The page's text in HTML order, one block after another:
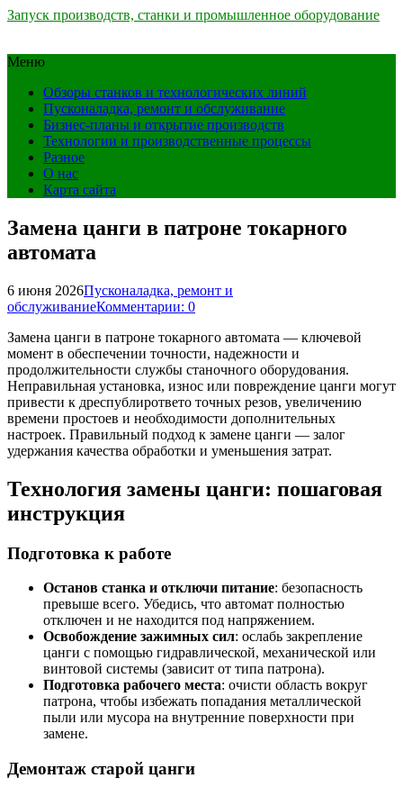
Запуск производств, станки и промышленное оборудование
Меню
Обзоры станков и технологических линий
Пусконаладка, ремонт и обслуживание
Бизнес-планы и открытие производств
Технологии и производственные процессы
Разное
О нас
Карта сайта
Замена цанги в патроне токарного
автомата
6 июня 2026Пусконаладка, ремонт и
обслуживаниеКомментарии: 0
Замена цанги в патроне токарного автомата — ключевой
момент в обеспечении точности, надежности и
продолжительности службы станочного оборудования.
Неправильная установка, износ или повреждение цанги могут
привести к дреспублирответо точных резов, увеличению
времени простоев и необходимости дополнительных
настроек. Правильный подход к замене цанги — залог
удержания качества обработки и уменьшения затрат.
Технология замены цанги: пошаговая
инструкция
Подготовка к работе
Останов станка и отключи питание: безопасность
превыше всего. Убедись, что автомат полностью
отключен и не находится под напряжением.
Освобождение зажимных сил: ослабь закрепление
цанги с помощью гидравлической, механической или
винтовой системы (зависит от типа патрона).
Подготовка рабочего места: очисти область вокруг
патрона, чтобы избежать попадания металлической
пыли или мусора на внутренние поверхности при
замене.
Демонтаж старой цанги